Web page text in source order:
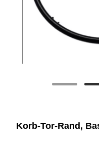
Korb-Tor-Rand,